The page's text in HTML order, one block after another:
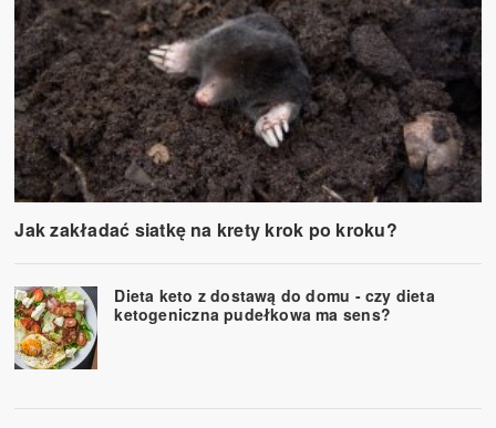
Jak zakładać siatkę na krety krok po kroku?
Dieta keto z dostawą do domu - czy dieta
ketogeniczna pudełkowa ma sens?